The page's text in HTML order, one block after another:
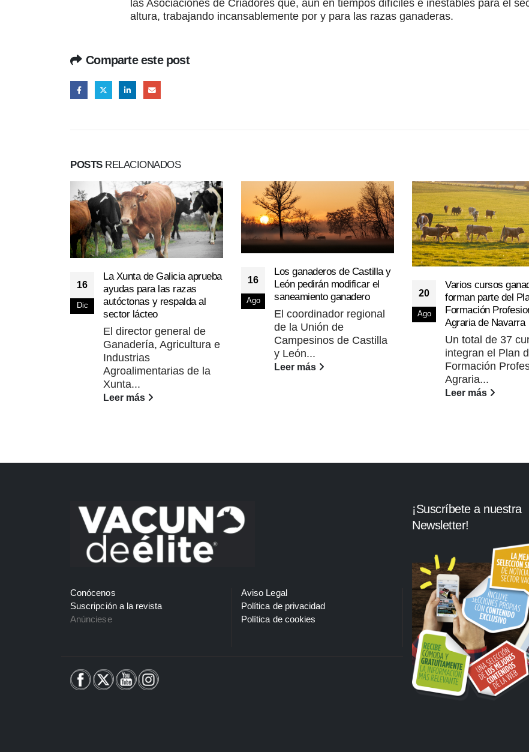
las Asociaciones de Criadores que, aun en tiempos difíciles e inestables para el
altura, trabajando incansablemente por y para las razas ganaderas.
Comparte este post
POSTSRELACIONADOS
16
Dic
La Xunta de Galicia aprueba
ayudas para las razas
autóctonas y respalda al
sector lácteo
El director general de
Ganadería, Agricultura e
Industrias
Agroalimentarias de la
Xunta...
Leer más
16
Ago
Los ganaderos de Castilla y
León pedirán modificar el
saneamiento ganadero
El coordinador regional
de la Unión de
Campesinos de Castilla
y León...
Leer más
20
Ago
Varios cursos
forman parte del
Formación
Agraria de Navarra
Un total de 37
integran el Plan
Formación
Agraria...
Leer más
Conócenos
Suscripción a la revista
Anúnciese
Aviso Legal
Política de privacidad
Política de cookies
¡Suscríbete a nuestra
Newsletter!